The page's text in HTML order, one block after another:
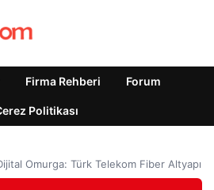
Firma Rehberi Forum
Politikası
Omurga: Türk Telekom Fiber Altyapı